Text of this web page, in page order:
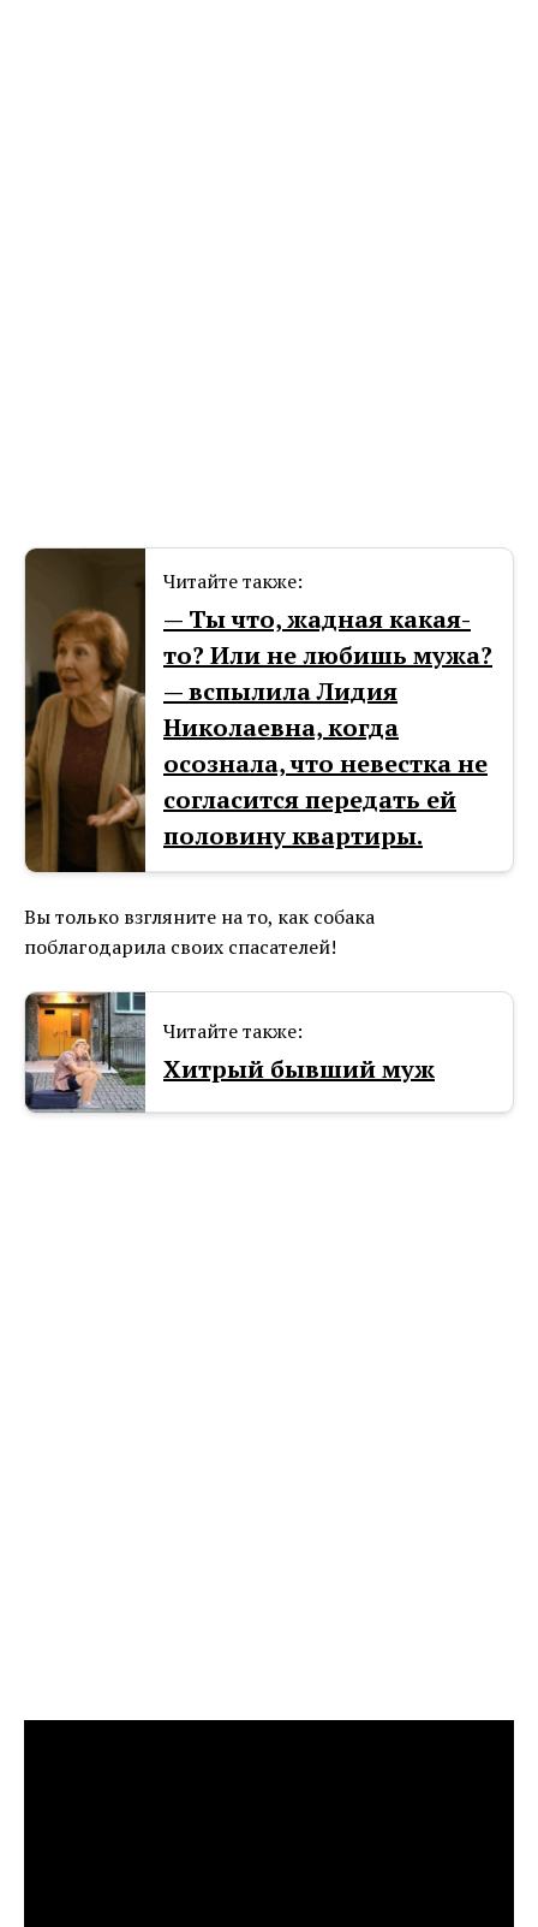
Читайте также:
— Ты что, жадная какая-
то? Или не любишь мужа?
— вспылила Лидия
Николаевна, когда
осознала, что невестка не
согласится передать ей
половину квартиры.
Вы только взгляните на то, как собака
поблагодарила своих спасателей!
Читайте также:
Хитрый бывший муж